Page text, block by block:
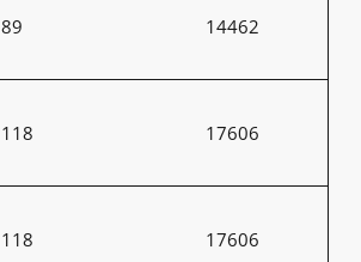
89 14462
118 17606
118 17606